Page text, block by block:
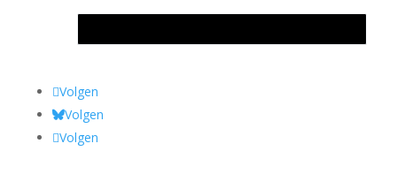
Volgen
Volgen
Volgen